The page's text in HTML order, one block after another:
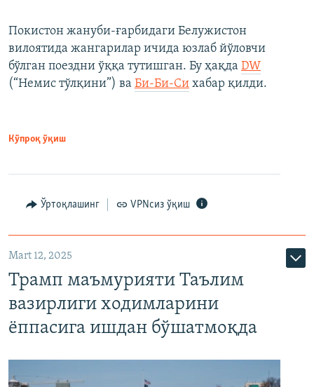
Покистон жануби-ғарбидаги Белужистон
вилоятида жангарилар ичида юзлаб йўловчи
бўлган поездни ўққа тутишган. Бу ҳақда DW
(“Немис тўлқини”) ва Би-Би-Си хабар қилди.
Кўпроқ ўқиш
Ўртоқлашинг VPNсиз ўқиш
Mart 12, 2025
Трамп маъмурияти Таълим
вазирлиги ходимларини
ёппасига ишдан бўшатмоқда